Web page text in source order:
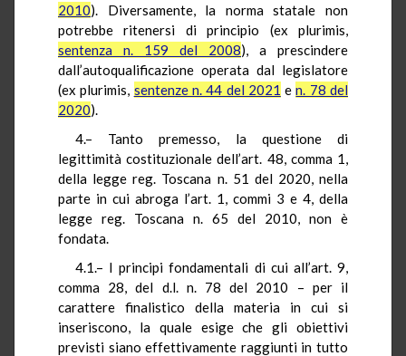
2010). Diversamente, la norma statale non
potrebbe ritenersi di principio (ex plurimis,
sentenza n. 159 del 2008), a prescindere
dall’autoqualificazione operata dal legislatore
(ex plurimis, sentenze n. 44 del 2021 en. 78 del
2020).
4.– Tanto premesso, la questione di
legittimità costituzionale dell’art. 48, comma 1,
della legge reg. Toscana n. 51 del 2020, nella
parte in cui abroga l’art. 1, commi 3 e 4, della
legge reg. Toscana n. 65 del 2010, non è
fondata.
4.1.– I principi fondamentali di cui all’art. 9,
comma 28, del d.l. n. 78 del 2010 – per il
carattere finalistico della materia in cui si
inseriscono, la quale esige che gli obiettivi
previsti siano effettivamente raggiunti in tutto